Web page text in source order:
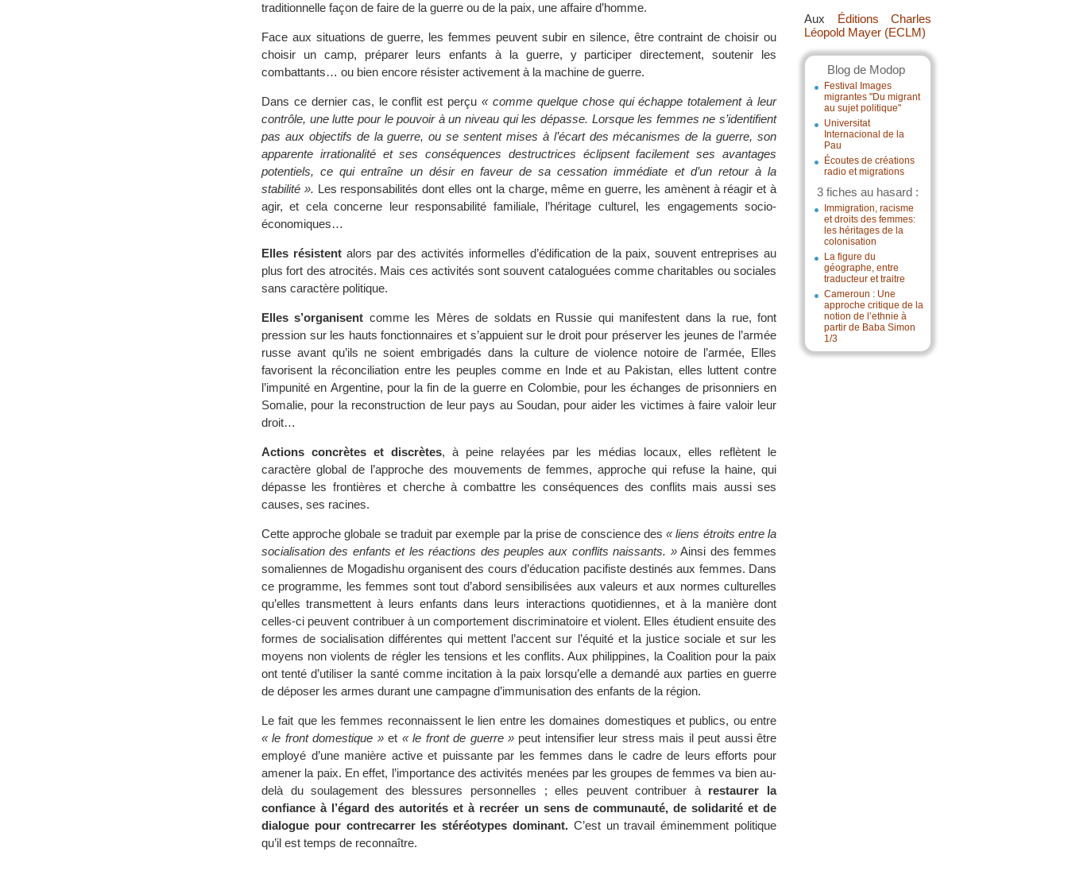
Aux Éditions Charles
Léopold Mayer (ECLM)
Blog de Modop
Festival Images
migrantes "Du migrant
au sujet politique"
Universitat
Internacional de la
Pau
Écoutes de créations
radio et migrations
3 fiches au hasard :
Immigration, racisme
et droits des femmes:
les héritages de la
colonisation
La figure du
géographe, entre
traducteur et traitre
Cameroun : Une
approche critique de la
notion de l’ethnie à
partir de Baba Simon
1/3
traditionnelle façon de faire de la guerre ou de la paix, une affaire d’homme.
Face aux situations de guerre, les femmes peuvent subir en silence, être contraint de choisir ou
choisir un camp, préparer leurs enfants à la guerre, y participer directement, soutenir les
combattants… ou bien encore résister activement à la machine de guerre.
Dans ce dernier cas, le conflit est perçu « comme quelque chose qui échappe totalement à leur
contrôle, une lutte pour le pouvoir à un niveau qui les dépasse. Lorsque les femmes ne s’identifient
pas aux objectifs de la guerre, ou se sentent mises à l’écart des mécanismes de la guerre, son
apparente irrationalité et ses conséquences destructrices éclipsent facilement ses avantages
potentiels, ce qui entraîne un désir en faveur de sa cessation immédiate et d’un retour à la
stabilité ». Les responsabilités dont elles ont la charge, même en guerre, les amènent à réagir et à
agir, et cela concerne leur responsabilité familiale, l’héritage culturel, les engagements socio-
économiques…
Elles résistentalors par des activités informelles d’édification de la paix, souvent entreprises au
plus fort des atrocités. Mais ces activités sont souvent cataloguées comme charitables ou sociales
sans caractère politique.
Elles s’organisent comme les Mères de soldats en Russie qui manifestent dans la rue, font
pression sur les hauts fonctionnaires et s’appuient sur le droit pour préserver les jeunes de l’armée
russe avant qu’ils ne soient embrigadés dans la culture de violence notoire de l’armée, Elles
favorisent la réconciliation entre les peuples comme en Inde et au Pakistan, elles luttent contre
l’impunité en Argentine, pour la fin de la guerre en Colombie, pour les échanges de prisonniers en
Somalie, pour la reconstruction de leur pays au Soudan, pour aider les victimes à faire valoir leur
droit…
Actions concrètes et discrètes, à peine relayées par les médias locaux, elles reflètent le
caractère global de l’approche des mouvements de femmes, approche qui refuse la haine, qui
dépasse les frontières et cherche à combattre les conséquences des conflits mais aussi ses
causes, ses racines.
Cette approche globale se traduit par exemple par la prise de conscience des« liens étroits entre la
socialisation des enfants et les réactions des peuples aux conflits naissants. »Ainsi des femmes
somaliennes de Mogadishu organisent des cours d’éducation pacifiste destinés aux femmes. Dans
ce programme, les femmes sont tout d’abord sensibilisées aux valeurs et aux normes culturelles
qu’elles transmettent à leurs enfants dans leurs interactions quotidiennes, et à la manière dont
celles-ci peuvent contribuer à un comportement discriminatoire et violent. Elles étudient ensuite des
formes de socialisation différentes qui mettent l’accent sur l’équité et la justice sociale et sur les
moyens non violents de régler les tensions et les conflits. Aux philippines, la Coalition pour la paix
ont tenté d’utiliser la santé comme incitation à la paix lorsqu’elle a demandé aux parties en guerre
de déposer les armes durant une campagne d’immunisation des enfants de la région.
Le fait que les femmes reconnaissent le lien entre les domaines domestiques et publics, ou entre
« le front domestique »et « le front de guerre »peut intensifier leur stress mais il peut aussi être
employé d’une manière active et puissante par les femmes dans le cadre de leurs efforts pour
amener la paix. En effet, l’importance des activités menées par les groupes de femmes va bien au-
delà du soulagement des blessures personnelles ; elles peuvent contribuer à restaurer la
confiance à l’égard des autorités et à recréer un sens de communauté, de solidarité et de
dialogue pour contrecarrer les stéréotypes dominant. C’est un travail éminemment politique
qu’il est temps de reconnaître.